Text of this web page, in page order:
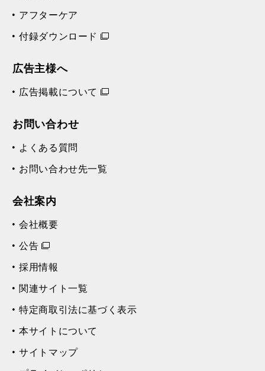
アフターケア
付録ダウンロード
広告主様へ
広告掲載について
お問い合わせ
よくある質問
お問い合わせ先一覧
会社案内
会社概要
公告
採用情報
関連サイト一覧
特定商取引法に基づく表示
本サイトについて
サイトマップ